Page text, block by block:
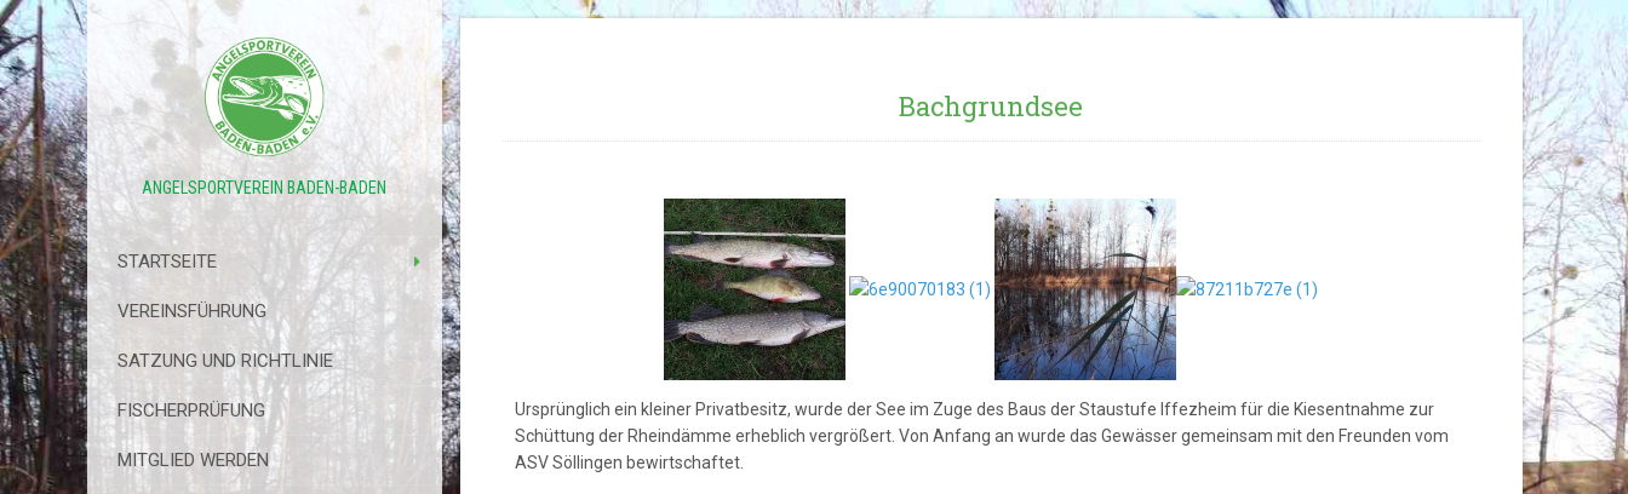
ANGELSPORTVEREIN BADEN-BADEN
STARTSEITE
VEREINSFÜHRUNG
SATZUNG UND RICHTLINIE
FISCHERPRÜFUNG
MITGLIED WERDEN
Bachgrundsee
Ursprünglich ein kleiner Privatbesitz, wurde der See im Zuge des Baus der Staustufe Iffezheim für die Kiesentnahme zur
Schüttung der Rheindämme erheblich vergrößert. Von Anfang an wurde das Gewässer gemeinsam mit den Freunden vom
ASV Söllingen bewirtschaftet.